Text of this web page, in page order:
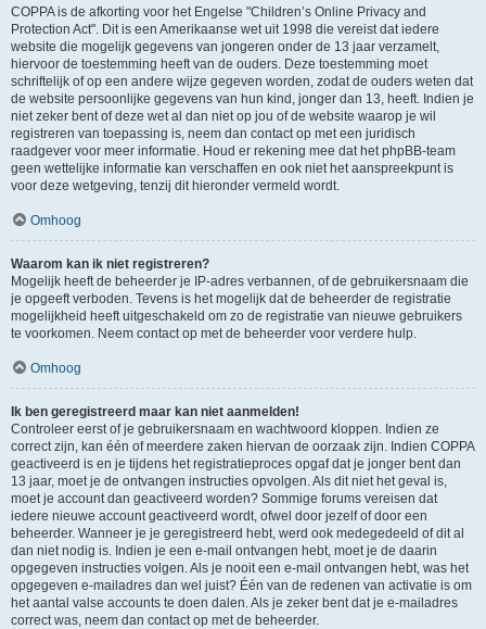
COPPA is de afkorting voor het Engelse "Children’s Online Privacy and
Protection Act". Dit is een Amerikaanse wet uit 1998 die vereist dat iedere
website die mogelijk gegevens van jongeren onder de 13 jaar verzamelt,
hiervoor de toestemming heeft van de ouders. Deze toestemming moet
schriftelijk of op een andere wijze gegeven worden, zodat de ouders weten dat
de website persoonlijke gegevens van hun kind, jonger dan 13, heeft. Indien je
niet zeker bent of deze wet al dan niet op jou of de website waarop je wil
registreren van toepassing is, neem dan contact op met een juridisch
raadgever voor meer informatie. Houd er rekening mee dat het phpBB-team
geen wettelijke informatie kan verschaffen en ook niet het aanspreekpunt is
voor deze wetgeving, tenzij dit hieronder vermeld wordt.
Omhoog
Waarom kan ik niet registreren?
Mogelijk heeft de beheerder je IP-adres verbannen, of de gebruikersnaam die
je opgeeft verboden. Tevens is het mogelijk dat de beheerder de registratie
mogelijkheid heeft uitgeschakeld om zo de registratie van nieuwe gebruikers
te voorkomen. Neem contact op met de beheerder voor verdere hulp.
Omhoog
Ik ben geregistreerd maar kan niet aanmelden!
Controleer eerst of je gebruikersnaam en wachtwoord kloppen. Indien ze
correct zijn, kan één of meerdere zaken hiervan de oorzaak zijn. Indien COPPA
geactiveerd is en je tijdens het registratieproces opgaf dat je jonger bent dan
13 jaar, moet je de ontvangen instructies opvolgen. Als dit niet het geval is,
moet je account dan geactiveerd worden? Sommige forums vereisen dat
iedere nieuwe account geactiveerd wordt, ofwel door jezelf of door een
beheerder. Wanneer je je geregistreerd hebt, werd ook medegedeeld of dit al
dan niet nodig is. Indien je een e-mail ontvangen hebt, moet je de daarin
opgegeven instructies volgen. Als je nooit een e-mail ontvangen hebt, was het
opgegeven e-mailadres dan wel juist? Één van de redenen van activatie is om
het aantal valse accounts te doen dalen. Als je zeker bent dat je e-mailadres
correct was, neem dan contact op met de beheerder.